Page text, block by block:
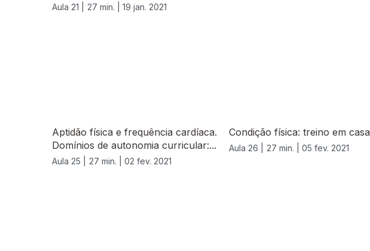
Aula 21 | 27 min. | 19 jan. 2021
Aptidão física e frequência cardíaca.
Domínios de autonomia curricular:...
Aula 25 | 27 min. | 02 fev. 2021
Condição física: treino em casa
Aula 26 | 27 min. | 05 fev. 2021